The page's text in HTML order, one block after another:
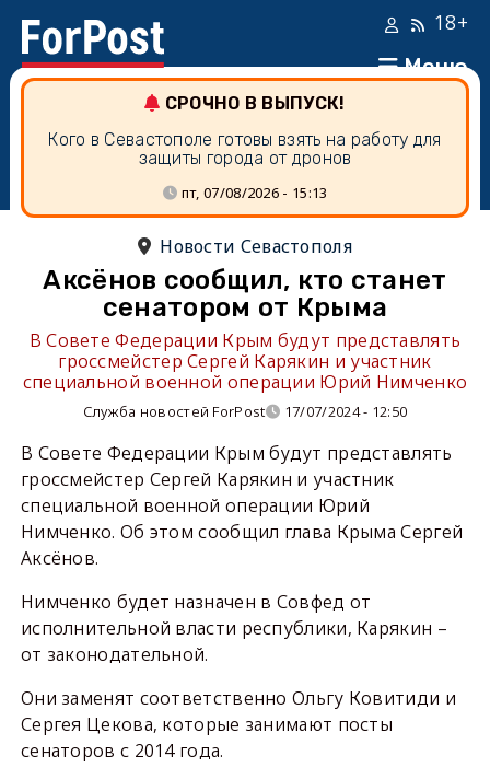
Меню
18+
СРОЧНО В ВЫПУСК!
Кого в Севастополе готовы взять на работу для
защиты города от дронов
пт, 07/08/2026 - 15:13
Новости Севастополя
Аксёнов сообщил, кто станет
сенатором от Крыма
В Совете Федерации Крым будут представлять
гроссмейстер Сергей Карякин и участник
специальной военной операции Юрий Нимченко
Служба новостей ForPost 17/07/2024 - 12:50
В Совете Федерации Крым будут представлять
гроссмейстер Сергей Карякин и участник
специальной военной операции Юрий
Нимченко. Об этом сообщил глава Крыма Сергей
Аксёнов.
Нимченко будет назначен в Совфед от
исполнительной власти республики, Карякин –
от законодательной.
Они заменят соответственно Ольгу Ковитиди и
Сергея Цекова, которые занимают посты
сенаторов с 2014 года.